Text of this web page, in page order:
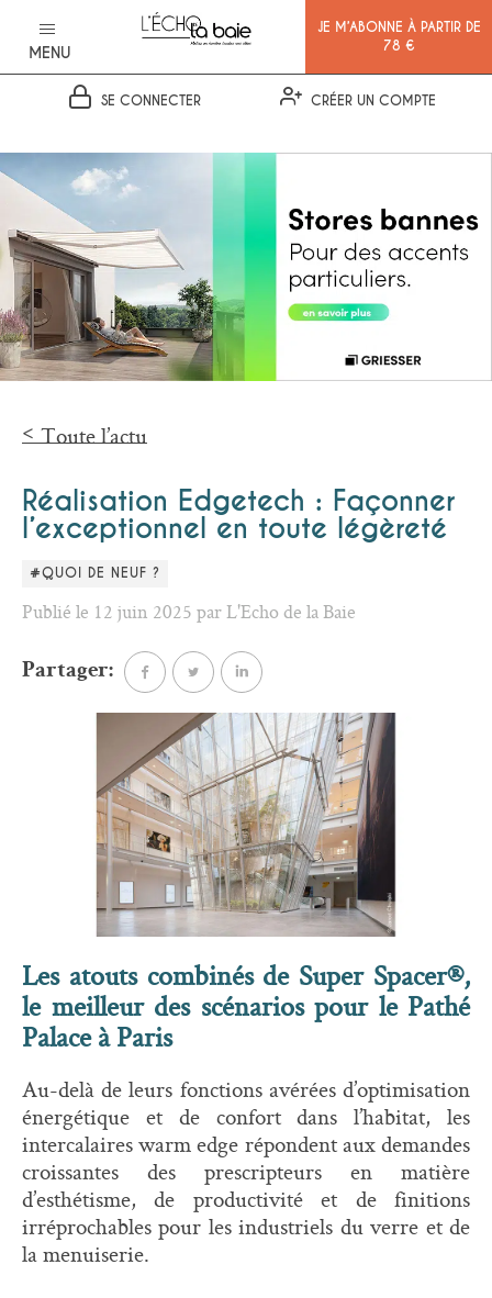
MENU
JE M’ABONNE À PARTIR DE
78 €
SE CONNECTER CRÉER UN COMPTE
Toute l’actu
Réalisation Edgetech : Façonner
l’exceptionnel en toute légèreté
#QUOI DE NEUF ?
Publié le 12 juin 2025 par L'Echo de la Baie
Partager:
Les atouts combinés de Super Spacer®,
le meilleur des scénarios pour le Pathé
Palace à Paris
Au-delà de leurs fonctions avérées d’optimisation
énergétique et de confort dans l’habitat, les
intercalaires warm edge répondent aux demandes
croissantes des prescripteurs en matière
d’esthétisme, de productivité et de finitions
irréprochables pour les industriels du verre et de
la menuiserie.